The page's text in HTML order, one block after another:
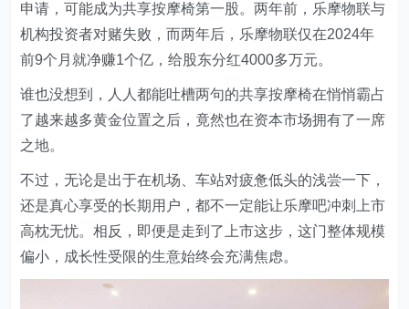
申请，可能成为共享按摩椅第一股。两年前，乐摩物联与
机构投资者对赌失败，而两年后，乐摩物联仅在2024年
前9个月就净赚1个亿，给股东分红4000多万元。
谁也没想到，人人都能吐槽两句的共享按摩椅在悄悄霸占
了越来越多黄金位置之后，竟然也在资本市场拥有了一席
之地。
不过，无论是出于在机场、车站对疲惫低头的浅尝一下，
还是真心享受的长期用户，都不一定能让乐摩吧冲刺上市
高枕无忧。相反，即便是走到了上市这步，这门整体规模
偏小，成长性受限的生意始终会充满焦虑。